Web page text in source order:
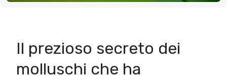
Il prezioso secreto dei
molluschi che ha